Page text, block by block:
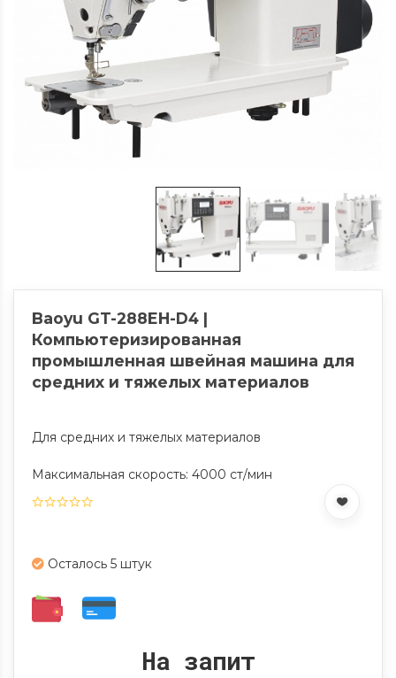
Baoyu GT-288EH-D4 |
Компьютеризированная
промышленная швейная машина для
средних и тяжелых материалов
Для средних и тяжелых материалов
Максимальная скорость: 4000 ст/мин
Осталось 5 штук
На запит